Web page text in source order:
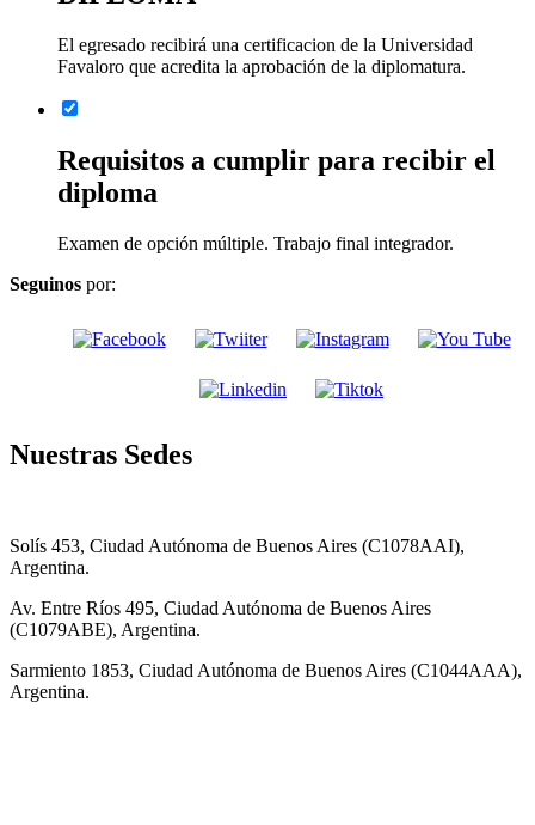
El egresado recibirá una certificacion de la Universidad
Favaloro que acredita la aprobación de la diplomatura.
Requisitos a cumplir para recibir el
diploma
Examen de opción múltiple. Trabajo final integrador.
Seguinos por:
Nuestras Sedes
Solís 453, Ciudad Autónoma de Buenos Aires (C1078AAI),
Argentina.
Av. Entre Ríos 495, Ciudad Autónoma de Buenos Aires
(C1079ABE), Argentina.
Sarmiento 1853, Ciudad Autónoma de Buenos Aires (C1044AAA),
Argentina.